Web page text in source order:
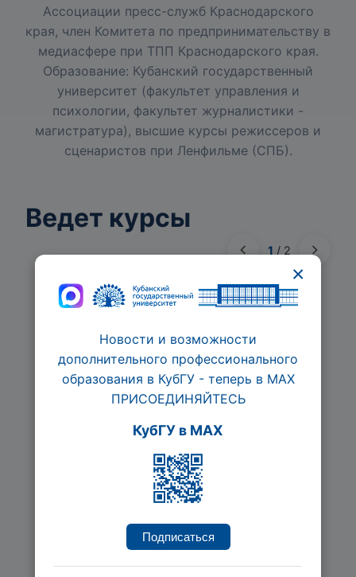
Ассоциации пресс-служб Краснодарского
края, член Комитета по предпринимательству в
медиасфере при ТПП Краснодарского края.
Образование: Кубанский государственный
университет (факультет управления и
психологии, факультет журналистики -
магистратура), высшие курсы режиссеров и
сценаристов при Ленфильме (СПБ).
Ведет курсы
1 / 2
Личный бренд
предпринимателя
Ведется набор
×
Новости и возможности
дополнительного профессионального
образования в КубГУ - теперь в МАХ
ПРИСОЕДИНЯЙТЕСЬ
КубГУ в MAX
Подписаться